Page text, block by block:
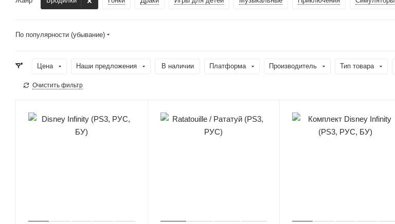
По популярности (убывание)
Цена Наши предложения В наличии Платформа Производитель Тип товара
Очистить фильтр